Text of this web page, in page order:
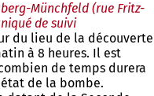
Münchfeld (rue Fritz-
de suivi
du lieu de la découverte
à 8 heures. Il est
de temps durera
de la bombe.